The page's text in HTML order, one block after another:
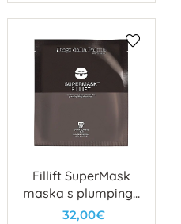
Fillift SuperMask
maska s plumping i
lifting učinkom
32,00€